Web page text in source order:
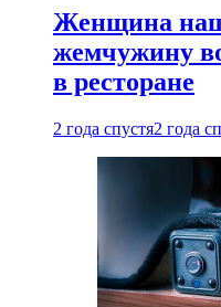
Женщина
жемчужину
в ресторане
2 года спустя2 года